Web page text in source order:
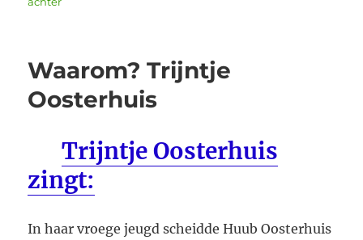
loslaten
Waarom? Trijntje
Oosterhuis
Trijntje Oosterhuis
zingt:
In haar vroege jeugd scheidde Huub Oosterhuis